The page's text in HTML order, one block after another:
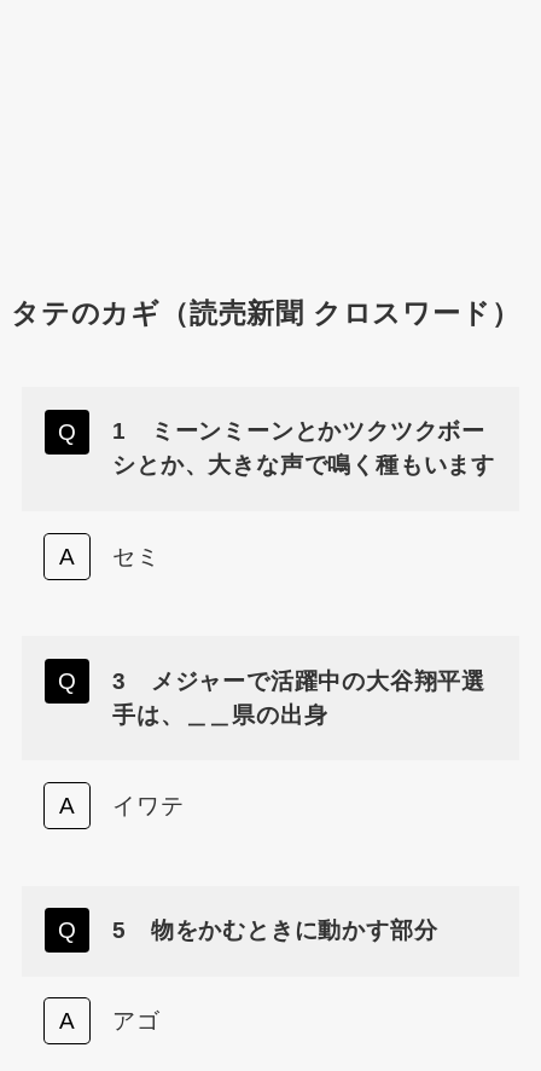
タテのカギ（読売新聞 クロスワード）
1 ミーンミーンとかツクツクボー
シとか、大きな声で鳴く種もいます
セミ
3 メジャーで活躍中の大谷翔平選
手は、＿＿県の出身
イワテ
5 物をかむときに動かす部分
アゴ